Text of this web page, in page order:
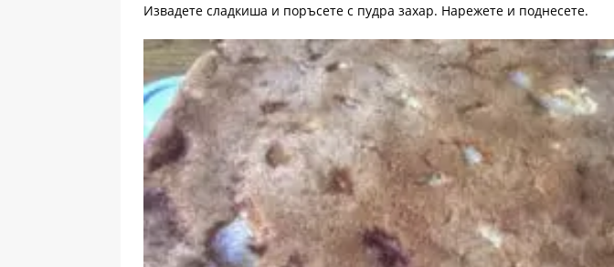
Извадете сладкишa и поръсете с пудра захар. Нарежете и поднесете.